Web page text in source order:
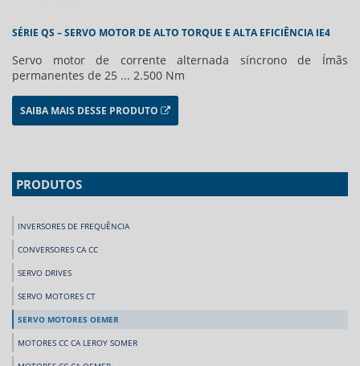
SÉRIE QS – SERVO MOTOR DE ALTO TORQUE E ALTA EFICIÊNCIA IE4
Servo motor de corrente alternada síncrono de Ímãs
permanentes de 25 ... 2.500 Nm
SAIBA MAIS DESSE PRODUTO
PRODUTOS
INVERSORES DE FREQUÊNCIA
CONVERSORES CA CC
SERVO DRIVES
SERVO MOTORES CT
SERVO MOTORES OEMER
MOTORES CC CA LEROY SOMER